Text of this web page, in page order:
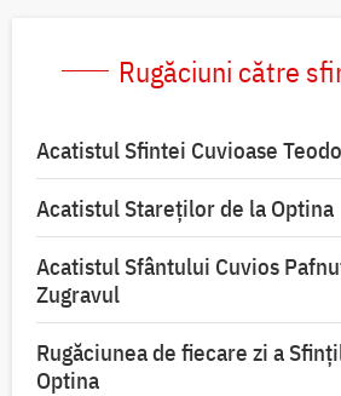
Rugăciuni către
Acatistul Sfintei Cuvioase
Acatistul Stareţilor de la Optina
Acatistul Sfântului Cuvios
Zugravul
Rugăciunea de fiecare zi a
Optina